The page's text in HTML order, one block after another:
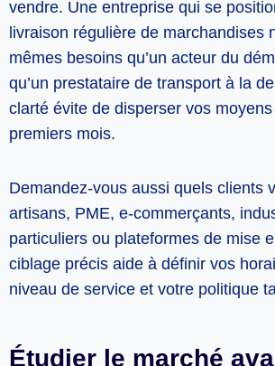
vendre. Une entreprise qui se
livraison régulière de marchandises
mêmes besoins qu’un acteur du
qu’un prestataire de transport à la
clarté évite de disperser vos
premiers mois.
Demandez-vous aussi quels clients
artisans, PME, e-commerçants,
particuliers ou plateformes de mise
ciblage précis aide à définir vos
niveau de service et votre politique
Étudier le marché